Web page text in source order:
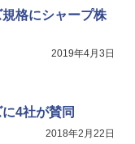
格にシャープ株
2019年4月3日
4社が賛同
2018年2月22日